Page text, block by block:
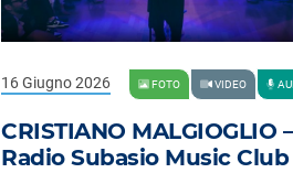
CRISTIANO MALGIOGLIO –
Radio Subasio Music Club
16 Giugno 2026 FOTO VIDEO